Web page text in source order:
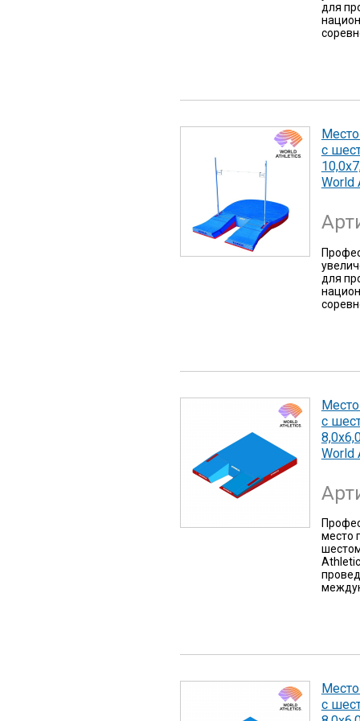
для
с
World
для
с
World
место
с